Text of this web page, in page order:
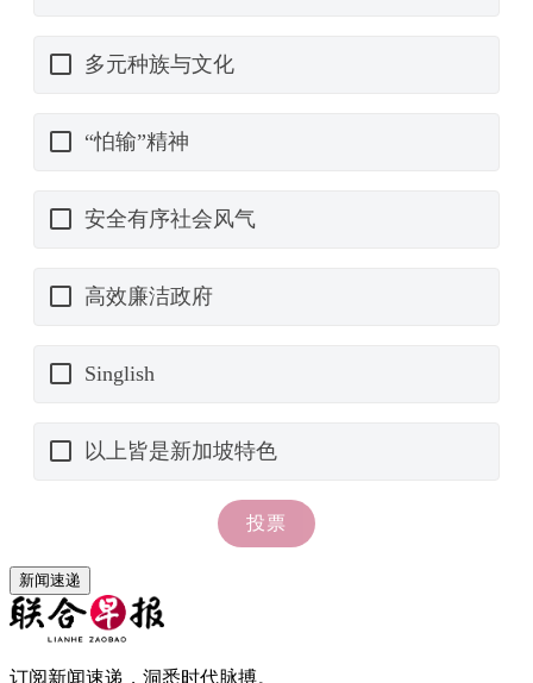
新闻速递
订阅新闻速递，洞悉时代脉搏。